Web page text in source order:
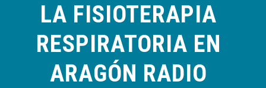
LA FISIOTERAPIA
RESPIRATORIA EN
ARAGÓN RADIO